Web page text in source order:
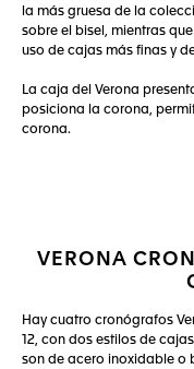
la más gruesa de la
sobre el bisel, mientras
uso de cajas más finas y
La caja del Verona
posiciona la corona,
corona.
VERONA
Hay cuatro cronógrafos
12, con dos estilos de
son de acero inoxidable o